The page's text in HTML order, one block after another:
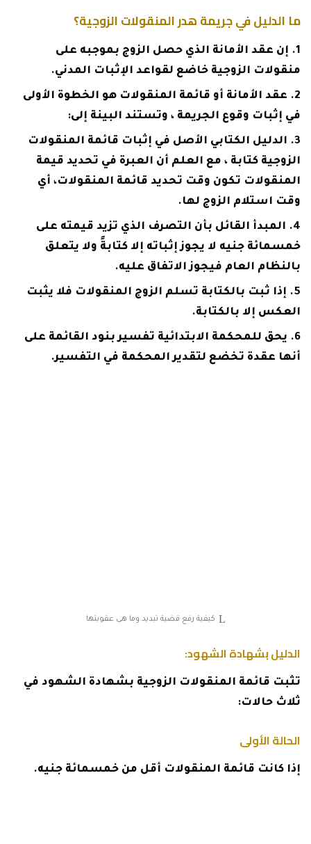
ما الدليل في جريمة هدر المنقولات الزوجية؟
إن عقد الأمانة الذي حصل الزوج بموجبه على
منقولات الزوجية خاضع لقواعد الإثبات المدني.
عقد الأمانة أو قائمة المنقولات هو الخطوة الأولى
في إثبات وقوع الجريمة ، وتستند البينة إلى:
الدليل الكتابي الأصل في إثبات قائمة المنقولات
الزوجية كتابة ، مع العلم أن العبرة في تحديد قيمة
المنقولات تكون وقت تحديد قائمة المنقولات، أي
وقت استلام الزوج لها.
المبدأ القائل بأن التصرف الذي تزيد قيمته على
خمسمائة جنيه لا يجوز إثباته إلا كتابةً ولا يتعلق
بالنظام العام فيجوز الاتفاق عليه.
إذا ثبت بالكتابة تسلم الزوج المنقولات فلا يثبت
العكس إلا بالكتابة.
يحق للمحكمة الابتدائية تفسير بنود القائمة على
أنها عقدة تخضع لتقدير المحكمة في التفسير.
كيفية رفع قضية تبديد وما هى عقوبتها
الدليل بشهادة الشهود:
تثبت قائمة المنقولات الزوجية بشهادة الشهود في
ثلاث حالات:
الحالة الأولى
إذا كانت قائمة المنقولات أقل من خمسمائة جنيه.